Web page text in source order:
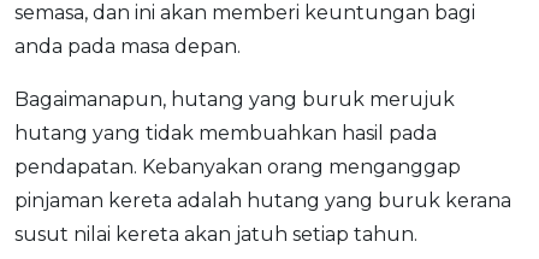
semasa, dan ini akan memberi keuntungan bagi
anda pada masa depan.
Bagaimanapun, hutang yang buruk merujuk
hutang yang tidak membuahkan hasil pada
pendapatan. Kebanyakan orang menganggap
pinjaman kereta adalah hutang yang buruk kerana
susut nilai kereta akan jatuh setiap tahun.